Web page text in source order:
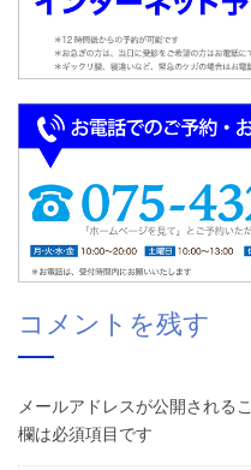
コメントを残す
メールアドレスが公開される
欄は必須項目です